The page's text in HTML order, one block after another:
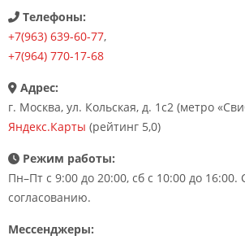
Телефоны:
+7(963) 639-60-77,
+7(964) 770-17-68
Адрес:
г. Москва, ул. Кольская, д. 1с2 (метро
Яндекс.Карты (рейтинг 5,0)
Режим работы:
Пн–Пт с 9:00 до 20:00, сб с 10:00 до
согласованию.
Мессенджеры: